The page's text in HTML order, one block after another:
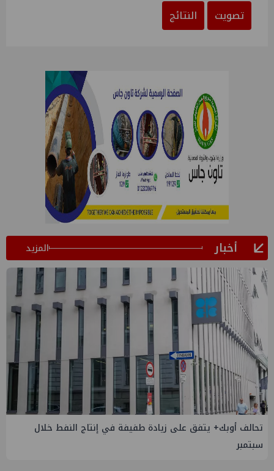
تصويت
النتائج
أخبار المزيد
إسدال الستار على النسخة الثانية من "منتدى مصر للطاقة
والصناعة 2026" بنجاح